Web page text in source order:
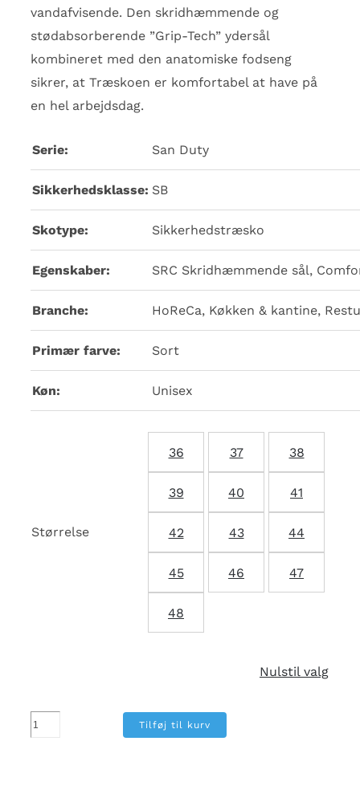
vandafvisende. Den skridhæmmende og
stødabsorberende ”Grip-Tech” ydersål
kombineret med den anatomiske fodseng
sikrer, at Træskoen er komfortabel at have på
en hel arbejdsdag.
Serie: San Duty
Sikkerhedsklasse: SB
Skotype: Sikkerhedstræsko
Egenskaber: SRC Skridhæmmende sål,
Branche: HoReCa, Køkken & kantine,
Primær farve: Sort
Køn: Unisex
Størrelse
36 37 38
39 40 41
42 43 44
45 46 47
48
Nulstil valg
San
Tilføj til kurv